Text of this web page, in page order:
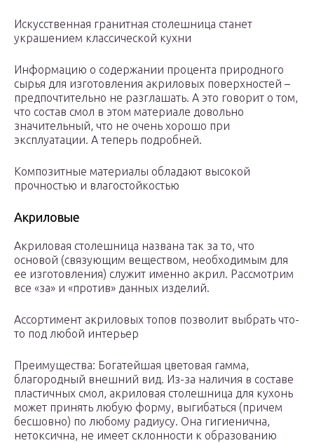
Искусственная гранитная столешница станет
украшением классической кухни
Информацию о содержании процента природного
сырья для изготовления акриловых поверхностей –
предпочтительно не разглашать. А это говорит о том,
что состав смол в этом материале довольно
значительный, что не очень хорошо при
эксплуатации. А теперь подробней.
Композитные материалы обладают высокой
прочностью и влагостойкостью
Акриловые
Акриловая столешница названа так за то, что
основой (связующим веществом, необходимым для
ее изготовления) служит именно акрил. Рассмотрим
все «за» и «против» данных изделий.
Ассортимент акриловых топов позволит выбрать что-
то под любой интерьер
Преимущества: Богатейшая цветовая гамма,
благородный внешний вид. Из-за наличия в составе
пластичных смол, акриловая столешница для кухонь
может принять любую форму, выгибаться (причем
бесшовно) по любому радиусу. Она гигиенична,
нетоксична, не имеет склонности к образованию